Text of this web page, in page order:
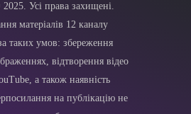
Усі права захищені.
матеріалів 12 каналу
таких умов: збереження
відтворення відео
а також наявність
на публікацію не